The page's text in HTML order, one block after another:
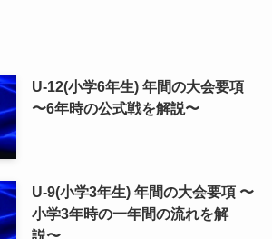
U-12(小学6年生) 年間の大会要項
〜6年時の公式戦を解説〜
U-9(小学3年生) 年間の大会要項 〜
小学3年時の一年間の流れを解
説〜